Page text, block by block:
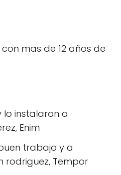
mas de 12 años de
lo instalaron a
Enim
trabajo y a
rodriguez, Tempor